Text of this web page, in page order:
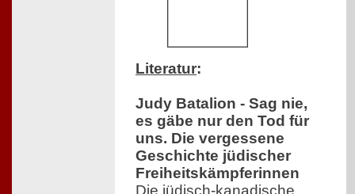
Literatur:
Judy Batalion - Sag nie,
es gäbe nur den Tod für
uns. Die vergessene
Geschichte jüdischer
Freiheitskämpferinnen
Die jüdisch-kanadische